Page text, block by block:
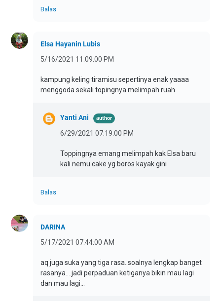
Balas
Elsa Hayanin Lubis
5/16/2021 11:09:00 PM
kampung keling tiramisu sepertinya enak yaaaa
menggoda sekali topingnya melimpah ruah
Yanti Ani
6/29/2021 07:19:00 PM
Toppingnya emang melimpah kak Elsa baru
kali nemu cake yg boros kayak gini
Balas
DARINA
5/17/2021 07:44:00 AM
aq juga suka yang tiga rasa..soalnya lengkap banget
rasanya....jadi perpaduan ketiganya bikin mau lagi
dan mau lagi...